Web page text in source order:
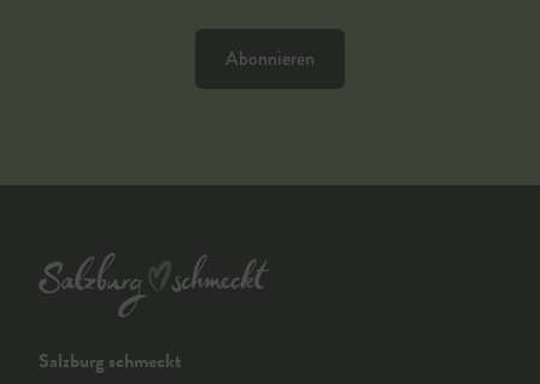
Abonnieren
Salzburg schmeckt